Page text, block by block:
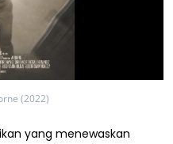
(2022)
yang menewaskan